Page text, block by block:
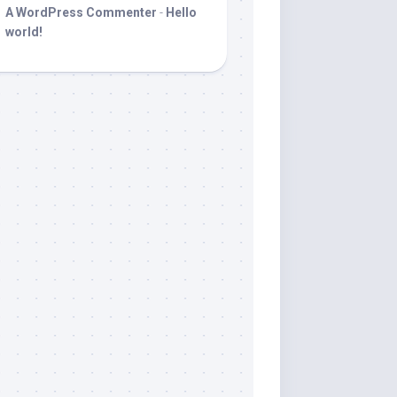
A WordPress Commenter - Hello
world!